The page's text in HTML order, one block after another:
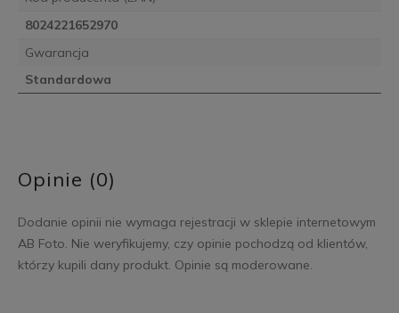
8024221652970
Gwarancja
Standardowa
Opinie (0)
Dodanie opinii nie wymaga rejestracji w sklepie internetowym
AB Foto. Nie weryfikujemy, czy opinie pochodzą od klientów,
którzy kupili dany produkt. Opinie są moderowane.